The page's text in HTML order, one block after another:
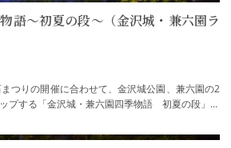
語～初夏の段～（金沢城・兼六園ラ
つりの開催に合わせて、金沢城公園、兼六園の2
プする「金沢城・兼六園四季物語 初夏の段」を